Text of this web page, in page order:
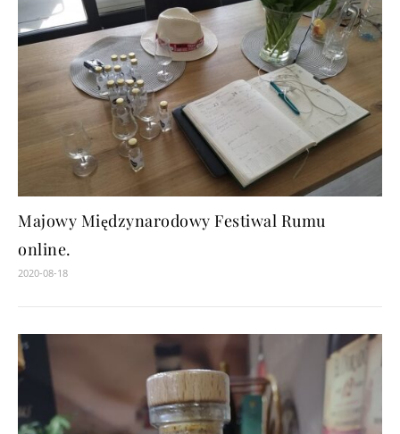
Majowy Międzynarodowy Festiwal Rumu
online.
2020-08-18